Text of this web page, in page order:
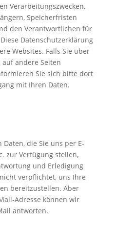
Verarbeitungszwecken,
Speicherfristen
den Verantwortlichen für
Datenschutzerklärung
Websites. Falls Sie über
andere Seiten
Sie sich bitte dort
mit Ihren Daten.
die Sie uns per E-
zur Verfügung stellen,
und Erledigung
verpflichtet, uns Ihre
bereitzustellen. Aber
Adresse können wir
antworten.